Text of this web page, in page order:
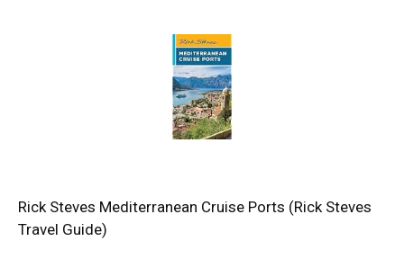
Rick Steves Mediterranean Cruise Ports (Rick Steves
Travel Guide)